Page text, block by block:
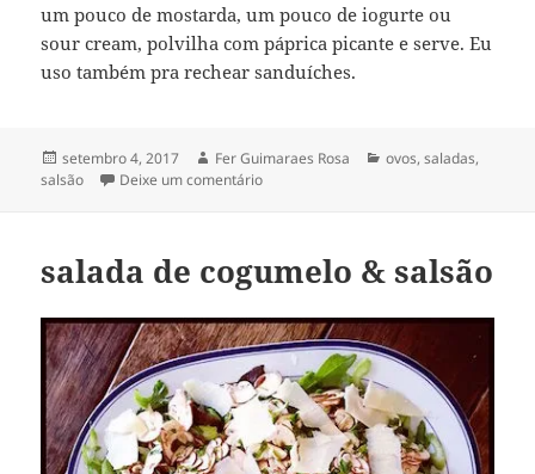
um pouco de mostarda, um pouco de iogurte ou
sour cream, polvilha com páprica picante e serve. Eu
uso também pra rechear sanduíches.
Publicado
em
setembro 4, 2017 Autor
Fer Guimaraes Rosa Categorias
ovos,saladas,
salsão
Deixe um comentárioem salada de ovo
salada de cogumelo & salsão